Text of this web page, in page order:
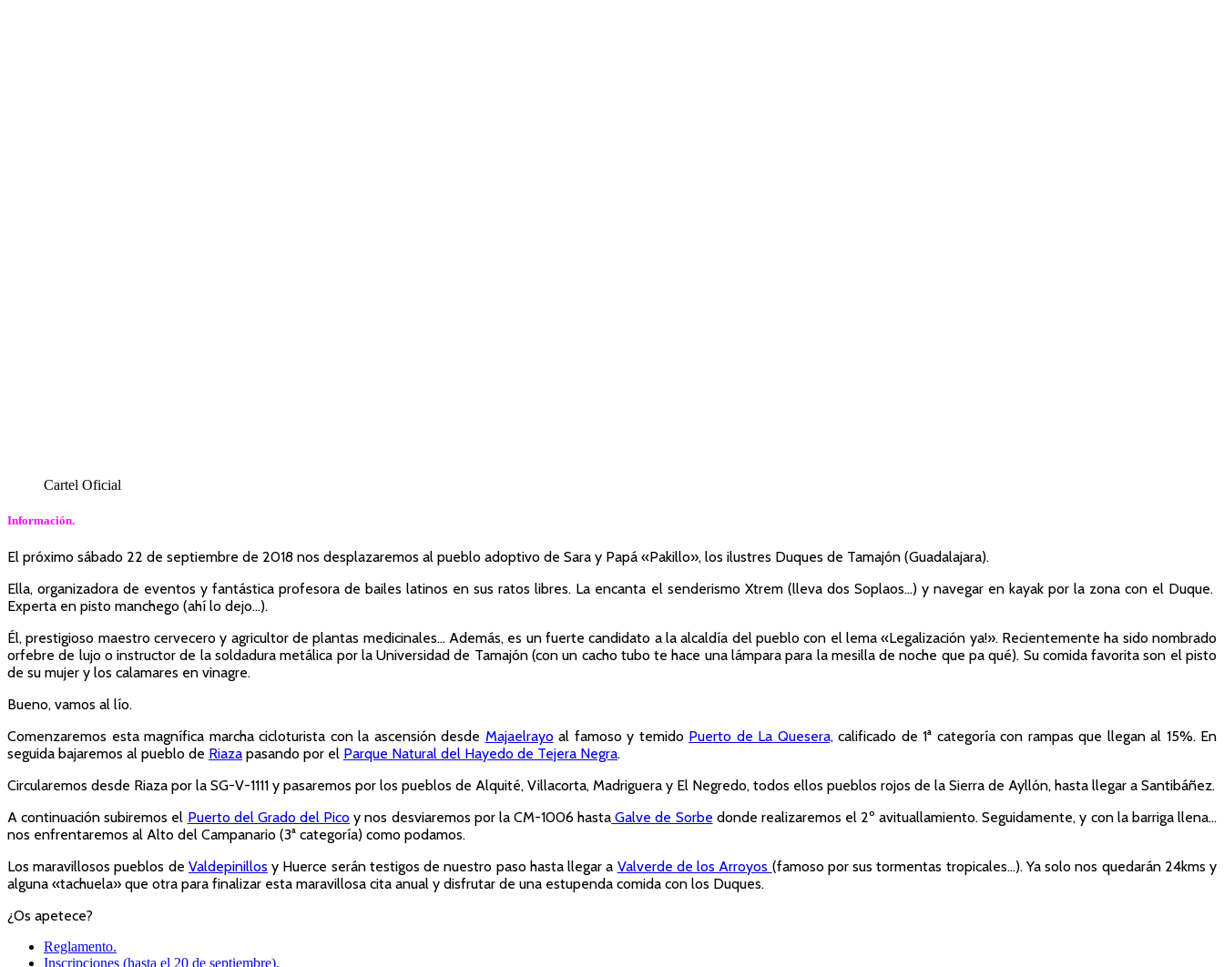
Cartel Oficial
Información.
El próximo sábado 22 de septiembre de 2018 nos desplazaremos al pueblo adoptivo de Sara y Papá «Pakillo», los ilustres Duques de Tamajón (Guadalajara).
Ella, organizadora de eventos y fantástica profesora de bailes latinos en sus ratos libres. La encanta el senderismo Xtrem (lleva dos Soplaos…) y navegar en kayak por la zona con el Duque.
Experta en pisto manchego (ahí lo dejo…).
Él, prestigioso maestro cervecero y agricultor de plantas medicinales… Además, es un fuerte candidato a la alcaldía del pueblo con el lema «Legalización ya!». Recientemente ha sido nombrado
orfebre de lujo o instructor de la soldadura metálica por la Universidad de Tamajón (con un cacho tubo te hace una lámpara para la mesilla de noche que pa qué). Su comida favorita son el pisto
de su mujer y los calamares en vinagre.
Bueno, vamos al lío.
Comenzaremos esta magnífica marcha cicloturista con la ascensión desde Majaelrayo al famoso y temido Puerto de La Quesera,calificado de 1ª categoría con rampas que llegan al 15%. En
seguida bajaremos al pueblo de Riaza pasando por el Parque Natural del Hayedo de Tejera Negra.
Circularemos desde Riaza por la SG-V-1111 y pasaremos por los pueblos de Alquité, Villacorta, Madriguera y El Negredo, todos ellos pueblos rojos de la Sierra de Ayllón, hasta llegar a Santibáñez.
A continuación subiremos el Puerto del Grado del Pico y nos desviaremos por la CM-1006 hasta Galve de Sorbe donde realizaremos el 2º avituallamiento. Seguidamente, y con la barriga llena…
nos enfrentaremos al Alto del Campanario (3ª categoría) como podamos.
Los maravillosos pueblos de Valdepinillos y Huerce serán testigos de nuestro paso hasta llegar a Valverde de los Arroyos (famoso por sus tormentas tropicales…). Ya solo nos quedarán 24kms y
alguna «tachuela» que otra para finalizar esta maravillosa cita anual y disfrutar de una estupenda comida con los Duques.
¿Os apetece?
Reglamento.
Inscripciones (hasta el 20 de septiembre).